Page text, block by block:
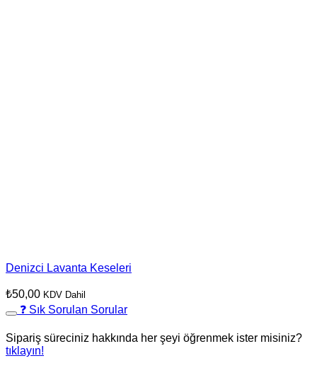
Denizci Lavanta Keseleri
₺50,00 KDV Dahil
❓ Sık Sorulan Sorular
Sipariş süreciniz hakkında her şeyi öğrenmek ister misiniz?
tıklayın!